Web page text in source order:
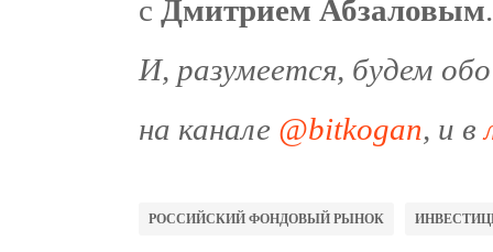
с Дмитрием Абзаловым.
И, разумеется, будем
на канале @bitkogan, и в
РОССИЙСКИЙ ФОНДОВЫЙ РЫНОК